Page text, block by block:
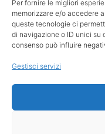
Per fornire le migliori
memorizzare e/o accedere
queste tecnologie ci
di navigazione o ID unici su
consenso può influire
Gestisci servizi
L’interessato
propri dati, nei modi